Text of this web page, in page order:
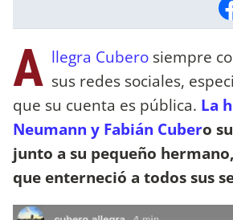
A llegra Cubero siempre
sus redes sociales,
que su cuenta es pública. La
Neumann y Fabián Cubero
junto a su pequeño hermano,
que enterneció a todos sus